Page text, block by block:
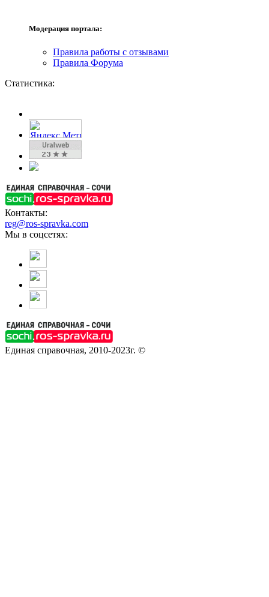
Модерация портала:
Правила работы с отзывами
Правила Форума
Статистика:
Контакты:
reg@ros-spravka.com
Мы в соцсетях:
Единая справочная, 2010-2023г. ©